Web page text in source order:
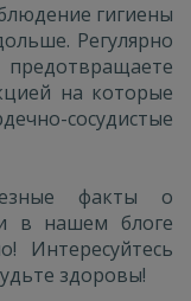
гигиены
Регулярно
на которые
сосудистые
факты о
в нашем блоге
Интересуйтесь
здоровы!